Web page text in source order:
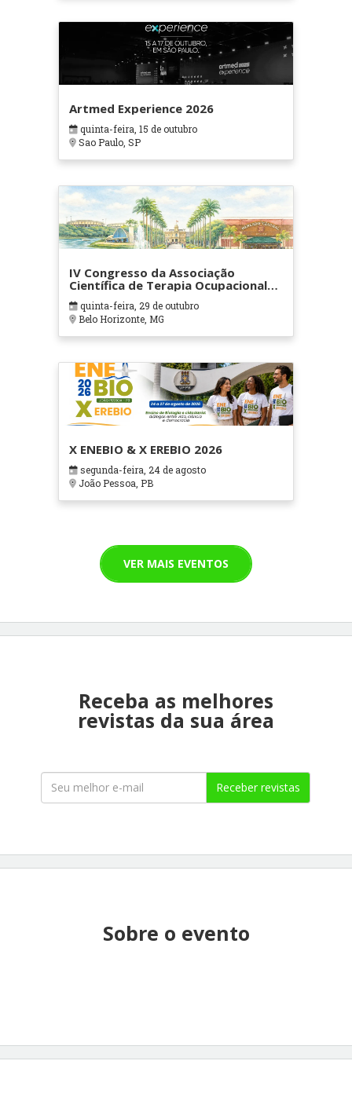
Artmed Experience 2026
quinta-feira, 15 de outubro
Sao Paulo, SP
IV Congresso da Associação
Científica de Terapia Ocupacional
em Contextos Hospitalares e
Cuidados Paliativos - ATOHOSP
quinta-feira, 29 de outubro
Belo Horizonte, MG
X ENEBIO & X EREBIO 2026
segunda-feira, 24 de agosto
João Pessoa, PB
VER MAIS EVENTOS
Receba as melhores
revistas da sua área
Receber revistas
Sobre o evento